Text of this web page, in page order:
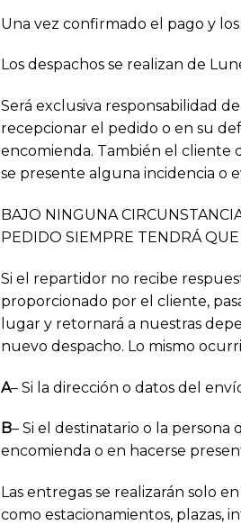
Una vez confirmado el pago y
Los despachos se realizan de
Será exclusiva responsabilidad
recepcionar el pedido o en su
encomienda. También el cliente
se presente alguna incidencia o
BAJO NINGUNA
PEDIDO SIEMPRE TENDRÁ
Si el repartidor no recibe
proporcionado por el cliente,
lugar y retornará a nuestras
nuevo despacho. Lo mismo
A– Si la dirección o datos del
B– Si el destinatario o la
encomienda o en hacerse
Las entregas se realizarán solo
como estacionamientos, plazas,